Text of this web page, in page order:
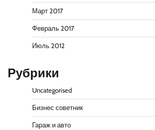
Март 2017
Февраль 2017
Июль 2012
Рубрики
Uncategorised
Бизнес советник
Гараж и авто